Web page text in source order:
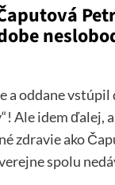
a oddane vstúpil
Ale idem ďalej,
zdravie ako
spolu